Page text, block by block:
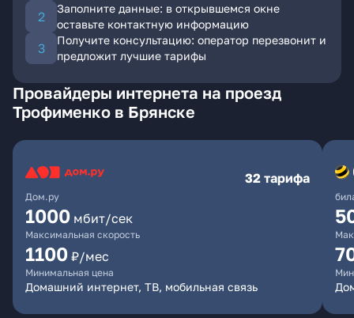
Заполните данные: в открывшемся окне
оставьте контактную информацию
Получите консультацию: оператор перезвонит и
предложит лучшие тарифы
Провайдеры интернета на проезд
Трофименко в Брянске
Дом.ру
32 тарифа
1000 мбит/сек
Максимальная скорость
1100 ₽/мес
Минимальная цена
Домашний интернет, ТВ, мобильная связь